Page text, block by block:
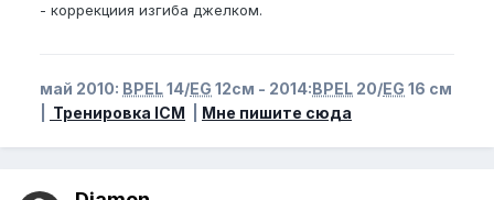
- коррекциия изгиба джелком.
май 2010: BPEL14/EG 12см - 2014:BPEL 20/EG 16 см
Тренировка ICM Мне пишите сюда